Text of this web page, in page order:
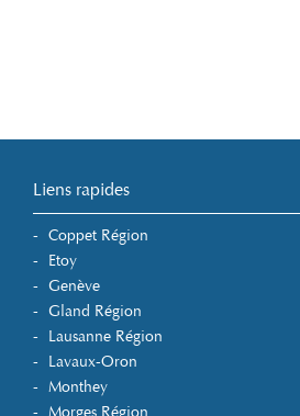
Liens rapides
Coppet Région
Etoy
Genève
Gland Région
Lausanne Région
Lavaux-Oron
Monthey
Morges Région